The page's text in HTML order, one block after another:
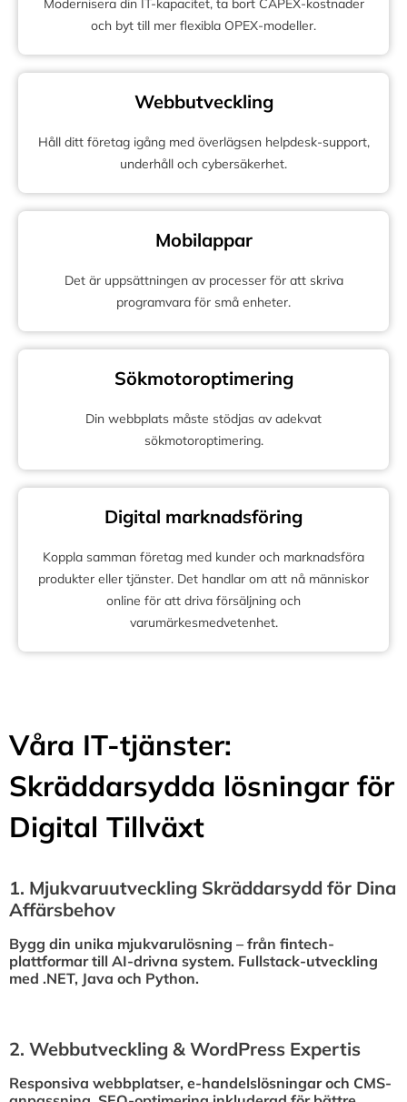
och byt till mer flexibla OPEX-modeller.
Webbutveckling
Håll ditt företag igång med överlägsen helpdesk-support,
underhåll och cybersäkerhet.
Mobilappar
Det är uppsättningen av processer för att skriva
programvara för små enheter.
Sökmotoroptimering
Din webbplats måste stödjas av adekvat
sökmotoroptimering.
Digital marknadsföring
Koppla samman företag med kunder och marknadsföra
produkter eller tjänster. Det handlar om att nå människor
online för att driva försäljning och
varumärkesmedvetenhet.
Våra IT-tjänster:
Skräddarsydda lösningar för
Digital Tillväxt
1.⁠ ⁠Mjukvaruutveckling Skräddarsydd för Dina
Affärsbehov
Bygg din unika mjukvarulösning – från fintech-
plattformar till AI-drivna system. Fullstack-utveckling
med .NET, Java och Python.
2.⁠ ⁠Webbutveckling & WordPress Expertis
Responsiva webbplatser, e-handelslösningar och CMS-